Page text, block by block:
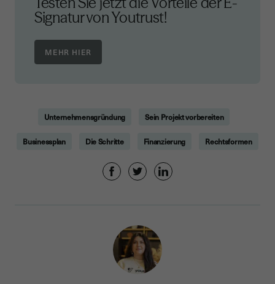
Signatur von Youtrust!
Unternehmensgründung Sein Projekt vorbereiten
Businessplan Die Schritte Finanzierung Rechtsformen